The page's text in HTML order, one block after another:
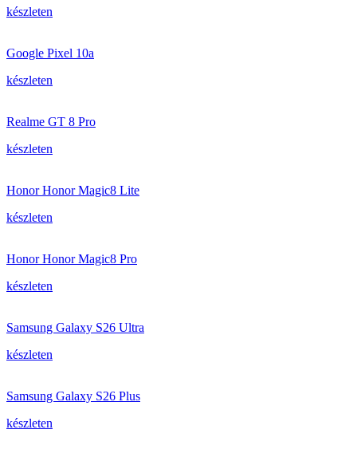
készleten
Google Pixel 10a
készleten
Realme GT 8 Pro
készleten
Honor Honor Magic8 Lite
készleten
Honor Honor Magic8 Pro
készleten
Samsung Galaxy S26 Ultra
készleten
Samsung Galaxy S26 Plus
készleten